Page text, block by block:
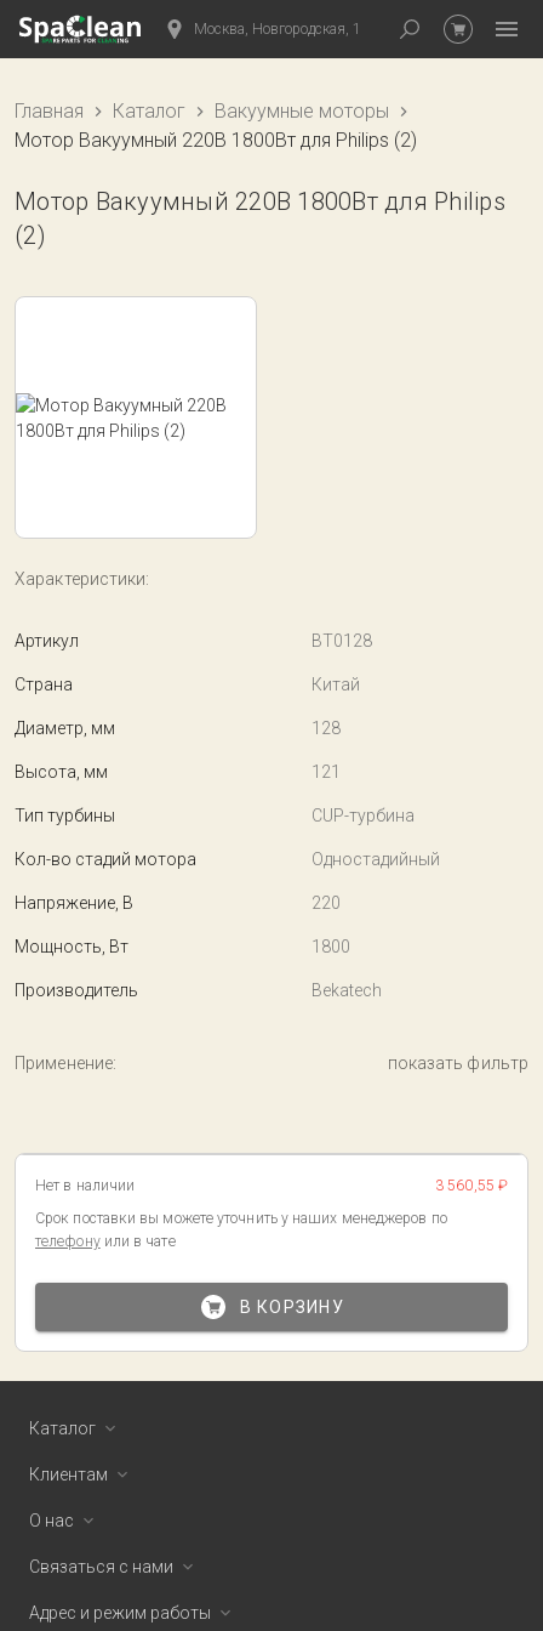
Москва, Новгородская, 1
Главная Каталог
Вакуумные моторы
Мотор Вакуумный 220В 1800Вт для Philips (2)
Мотор Вакуумный 220В 1800Вт для Philips
(2)
Характеристики:
Артикул BT0128
Страна Китай
Диаметр, мм 128
Высота, мм 121
Тип турбины CUP-турбина
Кол-во стадий мотора Одностадийный
Напряжение, В 220
Мощность, Вт 1800
Производитель Bekatech
Применение: показать фильтр
Нет в наличии
3 560,55 ₽
Срок поставки вы можете уточнить у наших менеджеров по
телефону или в чате
В КОРЗИНУ
Каталог
Клиентам
О нас
Связаться с нами
Адрес и режим работы